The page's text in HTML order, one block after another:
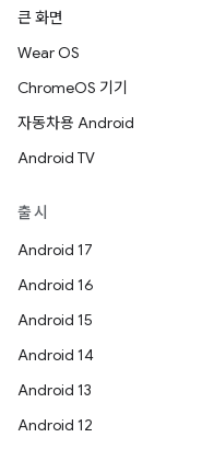
큰 화면
Wear OS
ChromeOS 기기
자동차용 Android
Android TV
출시
Android 17
Android 16
Android 15
Android 14
Android 13
Android 12